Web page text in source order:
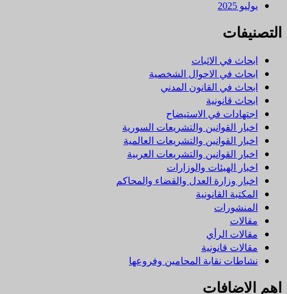
يوليو 2025
التصنيفات
ابحاث في الاثبات
ابحاث في الاحوال الشخصية
ابحاث في القانون المدني
ابحاث قانونية
اجتهادات في الاستيضاح
اخبار القوانين والتشريعات السورية
اخبار القوانين والتشريعات العالمية
اخبار القوانين والتشريعات العربية
اخبار الهيئات والوزارات
اخبار وزارة العدل والقضاء والمحاكم
المكتبة القانونية
المنشورات
مقالات
مقالات الرأي
مقالات قانونية
نشاطات نقابة المحامين وفروعها
اهم الاضافات